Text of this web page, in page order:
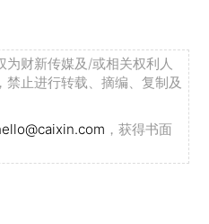
为财新传媒及/或相关权利人
止进行转载、摘编、复制及
，获得书面